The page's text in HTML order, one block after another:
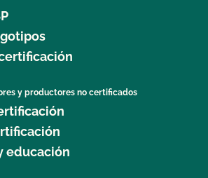
y productores no certificados
educación